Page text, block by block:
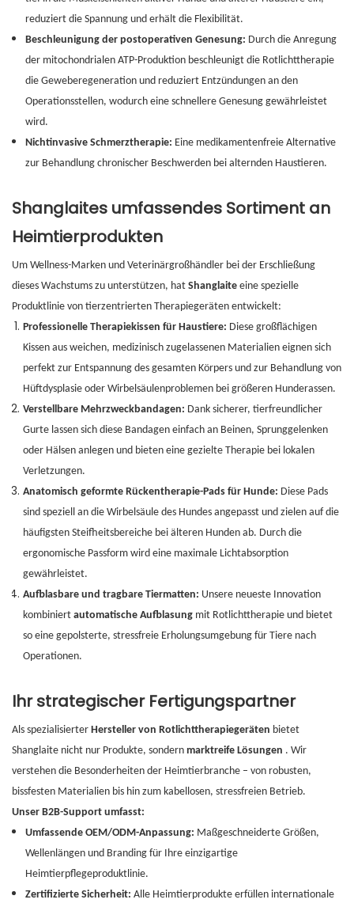
reduziert die Spannung und erhält die Flexibilität.
Beschleunigung der postoperativen Genesung: Durch die Anregung
der mitochondrialen ATP-Produktion beschleunigt die Rotlichttherapie
die Geweberegeneration und reduziert Entzündungen an den
Operationsstellen, wodurch eine schnellere Genesung gewährleistet
wird.
Nichtinvasive Schmerztherapie: Eine medikamentenfreie Alternative
zur Behandlung chronischer Beschwerden bei alternden Haustieren.
Shanglaites umfassendes Sortiment an
Heimtierprodukten
Um Wellness-Marken und Veterinärgroßhändler bei der Erschließung
dieses Wachstums zu unterstützen, hat Shanglaite eine spezielle
Produktlinie von tierzentrierten Therapiegeräten entwickelt:
Professionelle Therapiekissen für Haustiere: Diese großflächigen
Kissen aus weichen, medizinisch zugelassenen Materialien eignen sich
perfekt zur Entspannung des gesamten Körpers und zur Behandlung von
Hüftdysplasie oder Wirbelsäulenproblemen bei größeren Hunderassen.
Verstellbare Mehrzweckbandagen: Dank sicherer, tierfreundlicher
Gurte lassen sich diese Bandagen einfach an Beinen, Sprunggelenken
oder Hälsen anlegen und bieten eine gezielte Therapie bei lokalen
Verletzungen.
Anatomisch geformte Rückentherapie-Pads für Hunde: Diese Pads
sind speziell an die Wirbelsäule des Hundes angepasst und zielen auf die
häufigsten Steifheitsbereiche bei älteren Hunden ab. Durch die
ergonomische Passform wird eine maximale Lichtabsorption
gewährleistet.
Aufblasbare und tragbare Tiermatten: Unsere neueste Innovation
kombiniert automatische Aufblasung mit Rotlichttherapie und bietet
so eine gepolsterte, stressfreie Erholungsumgebung für Tiere nach
Operationen.
Ihr strategischer Fertigungspartner
Als spezialisierter Hersteller von Rotlichttherapiegeräten bietet
Shanglaite nicht nur Produkte, sondern marktreife Lösungen . Wir
verstehen die Besonderheiten der Heimtierbranche – von robusten,
bissfesten Materialien bis hin zum kabellosen, stressfreien Betrieb.
Unser B2B-Support umfasst:
Umfassende OEM/ODM-Anpassung: Maßgeschneiderte Größen,
Wellenlängen und Branding für Ihre einzigartige
Heimtierpflegeproduktlinie.
Zertifizierte Sicherheit: Alle Heimtierprodukte erfüllen internationale